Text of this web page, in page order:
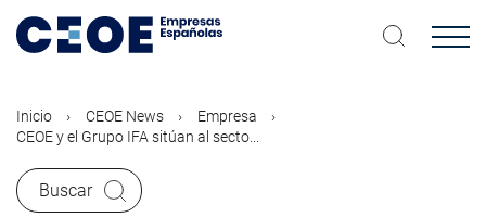
contenido
Inicio CEOE News
Empresa
CEOE y el Grupo IFA sitúan al secto...
Buscar